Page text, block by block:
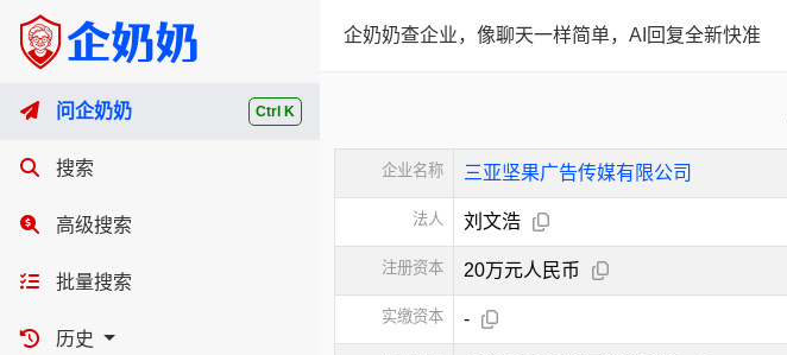
Ctrl K
问企奶奶
搜索
高级搜索
批量搜索
历史
企奶奶查企业，像聊天一样简单，AI回复全新快准
企业名称 三亚坚果广告传媒有限公司
法人 刘文浩
注册资本 20万元人民币
实缴资本 -